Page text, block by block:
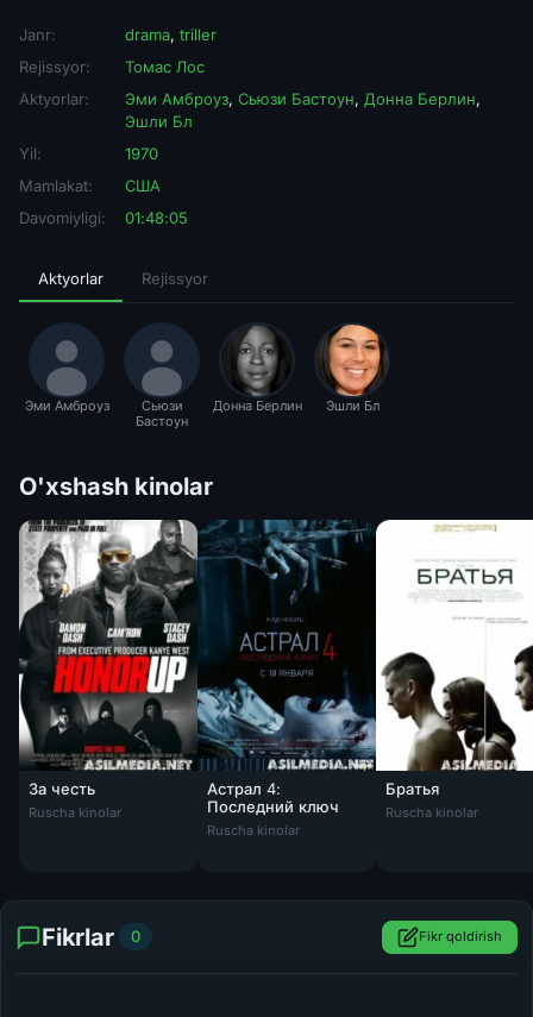
Janr: drama, triller
Rejissyor:
Томас Лос
Aktyorlar:
Эми Амброуз, Сьюзи Бастоун, Донна Берлин,
Эшли Бл
Yil:
1970
Mamlakat:
США
Davomiyligi:
01:48:05
Aktyorlar Rejissyor
Эми Амброуз
Сьюзи
Бастоун
Донна Берлин Эшли Бл
O'xshash kinolar
За честь
Ruscha kinolar
Астрал 4:
Последний ключ
Ruscha kinolar
Братья
Ruscha kinolar
Fikrlar 0 Fikr qoldirish